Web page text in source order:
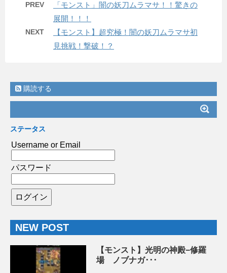
PREV
「モンスト」闇の妖刀ムラマサ！！驚きの
展開！！！
NEXT
【モンスト】超究極！闇の妖刀ムラマサ初
見挑戦！撃破！？
購読する
ステータス
Username or Email
パスワード
NEW POST
【モンスト】光明の神殿−修羅
場 ノブナガ･･･